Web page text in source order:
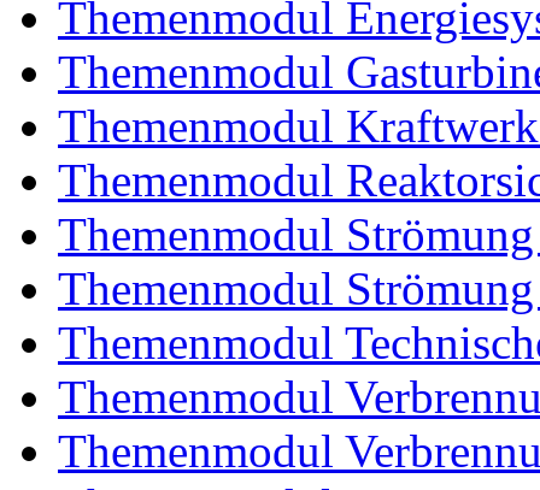
Themenmodul
Themenmodul
Themenmodul
Themenmodul
Themenmodul
Themenmodul
Themenmodul
Themenmodul
Themenmodul